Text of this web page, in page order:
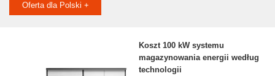
Oferta dla Polski +
Koszt 100 kW systemu
magazynowania energii według
technologii